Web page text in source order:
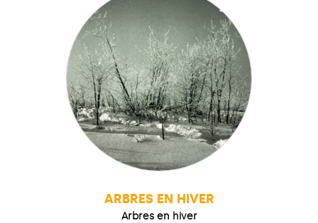
ARBRES EN HIVER
Arbres en hiver